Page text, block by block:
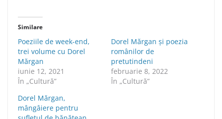
Similare
Poeziile de week-end,
trei volume cu Dorel
Mărgan
iunie 12, 2021
În „Cultură”
Dorel Mărgan și poezia
românilor de
pretutindeni
februarie 8, 2022
În „Cultură”
Dorel Mărgan,
mângâiere pentru